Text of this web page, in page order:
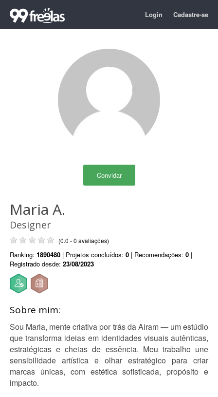
Login Cadastre-se
Convidar
Maria A.
Designer
(0.0 - 0 avaliações)
Ranking: 1890480 | Projetos concluídos: 0 | Recomendações: 0 |
Registrado desde: 23/08/2023
Sobre mim:
Sou Maria, mente criativa por trás da Airam — um estúdio
que transforma ideias em identidades visuais autênticas,
estratégicas e cheias de essência. Meu trabalho une
sensibilidade artística e olhar estratégico para criar
marcas únicas, com estética sofisticada, propósito e
impacto.